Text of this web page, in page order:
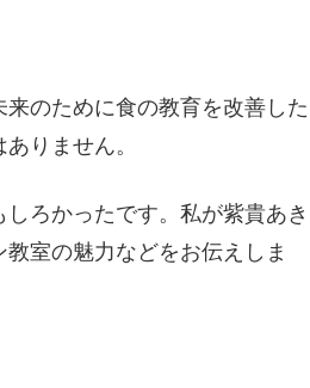
のために食の教育を改善した
りません。
ろかったです。私が紫貴あき
室の魅力などをお伝えしま